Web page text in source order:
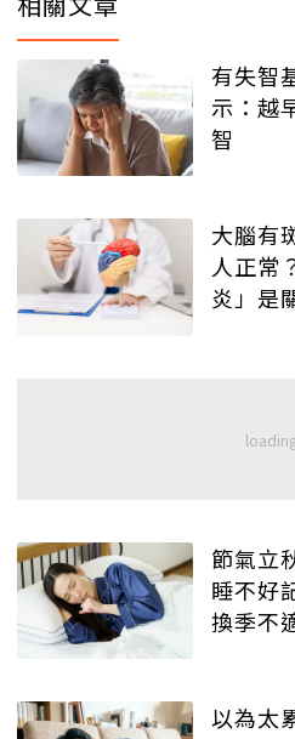
有失智
示：越
智
大腦有
人正常
炎」是
節氣立
睡不好
換季不
以為太